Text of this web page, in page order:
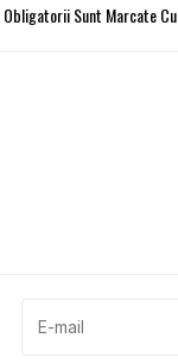
Sunt Marcate Cu